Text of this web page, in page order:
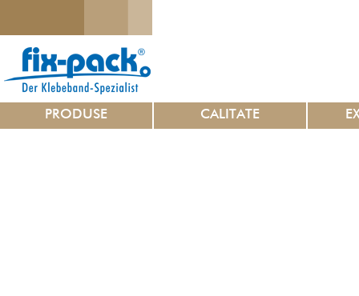
PRODUSE CALITATE